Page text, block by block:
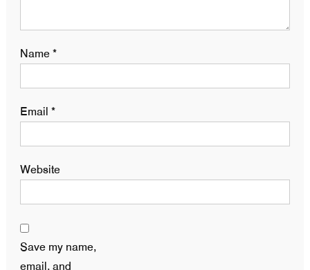
Name*
Email *
Website
Save my name,
email, and